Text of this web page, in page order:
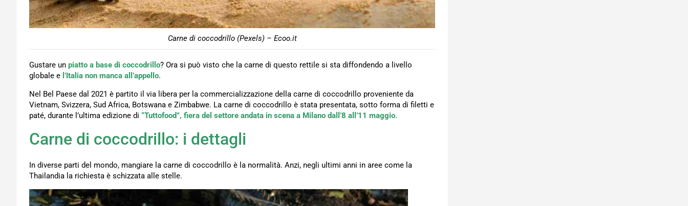
Carne di coccodrillo (Pexels) – Ecoo.it
Gustare un piatto a base di coccodrillo? Ora si può visto che la carne di questo rettile si sta diffondendo a livello
globale e l’Italia non manca all’appello.
Nel Bel Paese dal 2021 è partito il via libera per la commercializzazione della carne di coccodrillo proveniente da
Vietnam, Svizzera, Sud Africa, Botswana e Zimbabwe. La carne di coccodrillo è stata presentata, sotto forma di filetti e
paté, durante l’ultima edizione di “Tuttofood”, fiera del settore andata in scena a Milano dall’8 all’11 maggio.
Carne di coccodrillo: i dettagli
In diverse parti del mondo, mangiare la carne di coccodrillo è la normalità. Anzi, negli ultimi anni in aree come la
Thailandia la richiesta è schizzata alle stelle.